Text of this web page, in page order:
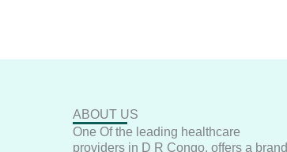
ABOUT US
One Of the leading healthcare
providers in D R Congo, offers a brand